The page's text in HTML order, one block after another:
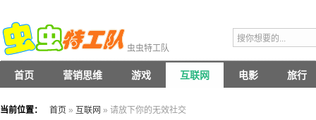
虫虫特工队
首页 营销思维 游戏 互联网 电影 旅行
当前位置： 首页 » 互联网 » 请放下你的无效社交